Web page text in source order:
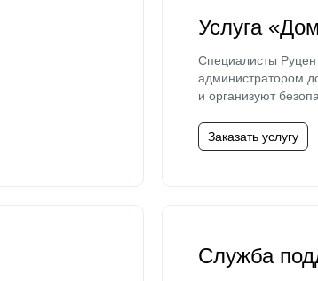
Услуга
Специалисты
администратором
и организуют
Заказать услугу
Служба